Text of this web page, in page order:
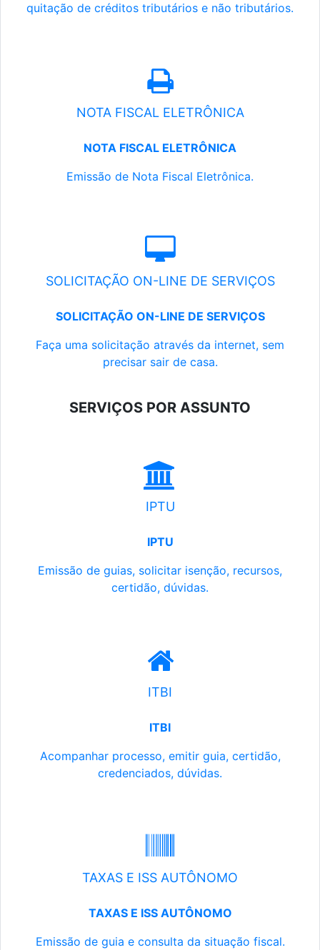
quitação de créditos tributários e não tributários.
NOTA FISCAL ELETRÔNICA
NOTA FISCAL ELETRÔNICA
Emissão de Nota Fiscal Eletrônica.
SOLICITAÇÃO ON-LINE DE SERVIÇOS
SOLICITAÇÃO ON-LINE DE SERVIÇOS
Faça uma solicitação através da internet, sem
precisar sair de casa.
SERVIÇOS POR ASSUNTO
IPTU
IPTU
Emissão de guias, solicitar isenção, recursos,
certidão, dúvidas.
ITBI
ITBI
Acompanhar processo, emitir guia, certidão,
credenciados, dúvidas.
TAXAS E ISS AUTÔNOMO
TAXAS E ISS AUTÔNOMO
Emissão de guia e consulta da situação fiscal.